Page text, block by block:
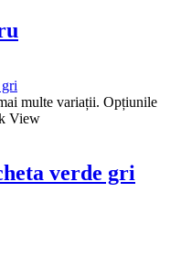
multe variații. Opțiunile
View
verde gri